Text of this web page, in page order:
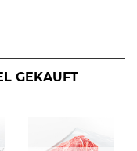
GEKAUFT